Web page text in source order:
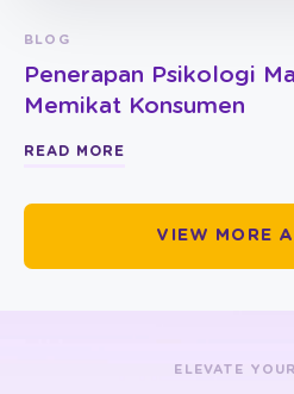
BLOG
Penerapan Psikologi
Memikat Konsumen
READ MORE
VIEW MORE
ELEVATE